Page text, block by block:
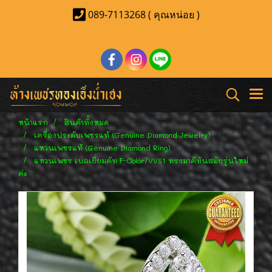
089-7113268 ( คุณหน่อย )
หน้าแรก
สินค้าทั้งหมด
เครื่องประดับเพชรแท้ (Genuine Diamond Jewelry)
แหวนเพชรแท้ (Genuine Diamond Ring)
แหวนเพชร เบลเยี่ยมคัท F-Color/VVS1 ทรงมาคีทันสมัยรุ่นใหม่
ค่ะ